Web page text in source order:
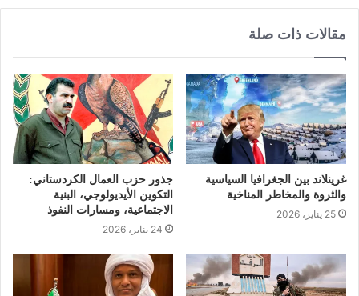
مقالات ذات صلة
غرينلاند بين الجغرافيا السياسية
والثروة والمخاطر المناخية
25 يناير، 2026
جذور حزب العمال الكردستاني:
التكوين الأيديولوجي، البنية
الاجتماعية، ومسارات النفوذ
24 يناير، 2026